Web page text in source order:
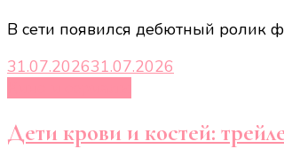
В сети появился дебютный ролик
31.07.202631.07.2026
Дети крови и костей: